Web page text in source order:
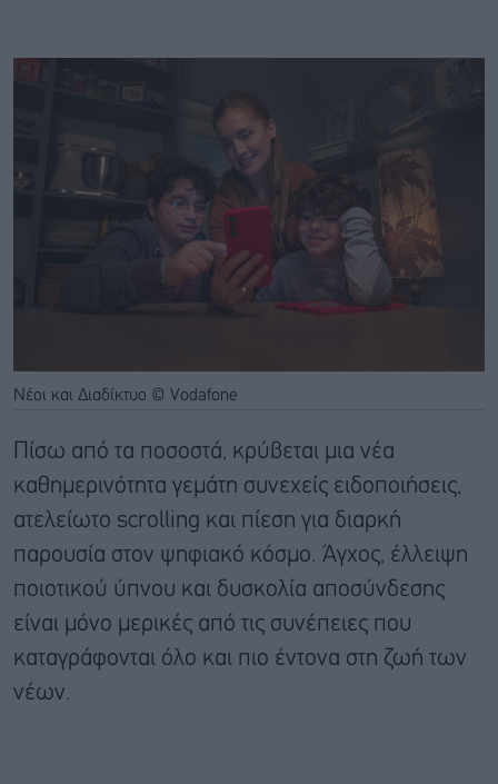
Νέοι και Διαδίκτυο © Vodafone
Πίσω από τα ποσοστά, κρύβεται μια νέα
καθημερινότητα γεμάτη συνεχείς ειδοποιήσεις,
ατελείωτο scrolling και πίεση για διαρκή
παρουσία στον ψηφιακό κόσμο. Άγχος, έλλειψη
ποιοτικού ύπνου και δυσκολία αποσύνδεσης
είναι μόνο μερικές από τις συνέπειες που
καταγράφονται όλο και πιο έντονα στη ζωή των
νέων.